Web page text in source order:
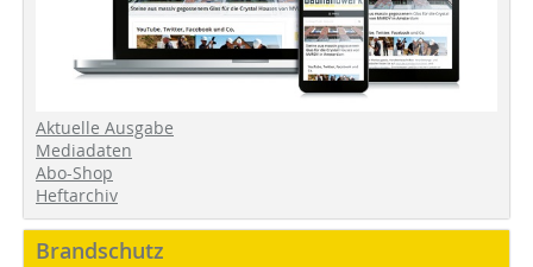
Aktuelle Ausgabe
Mediadaten
Abo-Shop
Heftarchiv
Brandschutz